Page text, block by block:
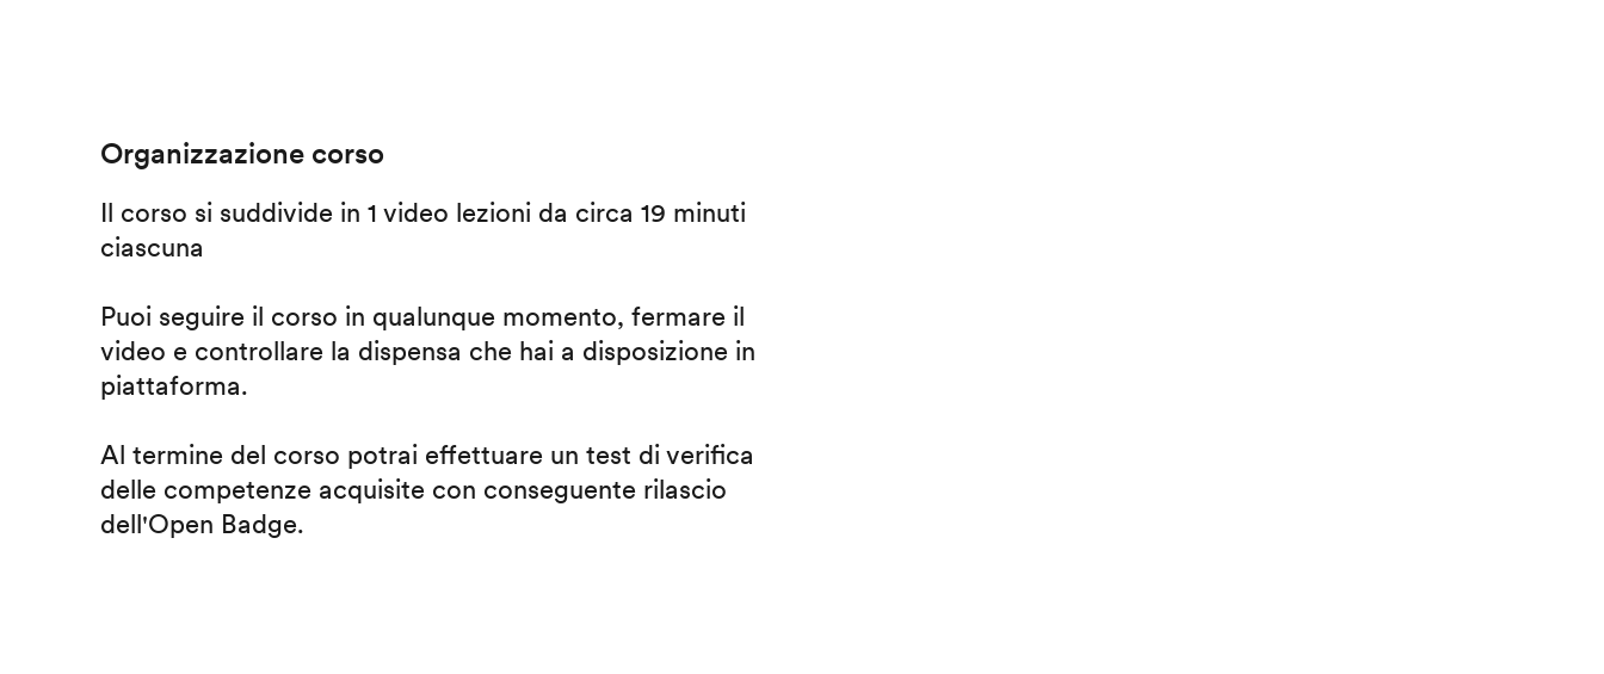
Organizzazione corso
Il corso si suddivide in 1 video lezioni da circa 19 minuti
ciascuna
Puoi seguire il corso in qualunque momento, fermare il
video e controllare la dispensa che hai a disposizione in
piattaforma.
Al termine del corso potrai effettuare un test di verifica
delle competenze acquisite con conseguente rilascio
dell'Open Badge.